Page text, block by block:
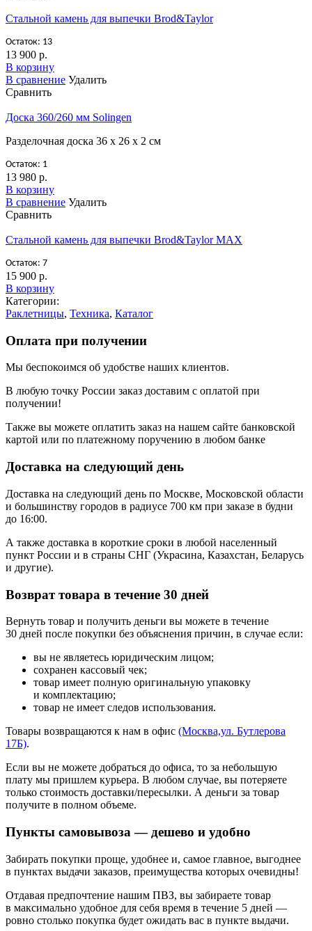
Стальной камень для выпечки Brod&Taylor
Остаток: 13
13 900 р.
В корзину
В сравнение Удалить
Сравнить
Доска 360/260 мм Solingen
Разделочная доска 36 х 26 х 2 см
Остаток: 1
13 980 р.
В корзину
В сравнение Удалить
Сравнить
Стальной камень для выпечки Brod&Taylor MAX
Остаток: 7
15 900 р.
В корзину
Категории:
Раклетницы, Техника, Каталог
Оплата при получении
Мы беспокоимся об удобстве наших клиентов.
В любую точку России заказ доставим с оплатой при
получении!
Также вы можете оплатить заказ на нашем сайте банковской
картой или по платежному поручению в любом банке
Доставка на следующий день
Доставка на следующий день по Москве, Московской области
и большинству городов в радиусе 700 км при заказе в будни
до 16:00.
А также доставка в короткие сроки в любой населенный
пункт России и в страны СНГ (Украсина, Казахстан, Беларусь
и другие).
Возврат товара в течение 30 дней
Вернуть товар и получить деньги вы можете в течение
30 дней после покупки без объяснения причин, в случае если:
вы не являетесь юридическим лицом;
сохранен кассовый чек;
товар имеет полную оригинальную упаковку
и комплектацию;
товар не имеет следов использования.
Товары возвращаются к нам в офис (Москва,ул. Бутлерова
17Б).
Если вы не можете добраться до офиса, то за небольшую
плату мы пришлем курьера. В любом случае, вы потеряете
только стоимость доставки/пересылки. А деньги за товар
получите в полном объеме.
Пункты самовывоза — дешево и удобно
Забирать покупки проще, удобнее и, самое главное, выгоднее
в пунктах выдачи заказов, преимущества которых очевидны!
Отдавая предпочтение нашим ПВЗ, вы забираете товар
в максимально удобное для себя время в течение 5 дней —
ровно столько покупка будет ожидать вас в пункте выдачи.